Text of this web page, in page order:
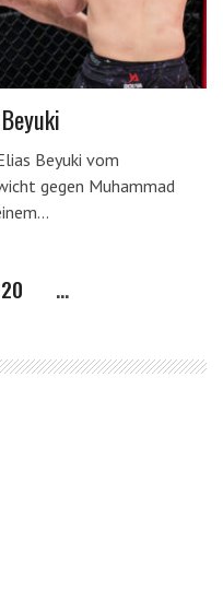
Beyuki vom
gegen Muhammad
20
...